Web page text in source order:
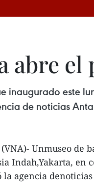
abre el
inaugurado este
de noticias
Unmuseo de
Indah,Yakarta, en
agencia